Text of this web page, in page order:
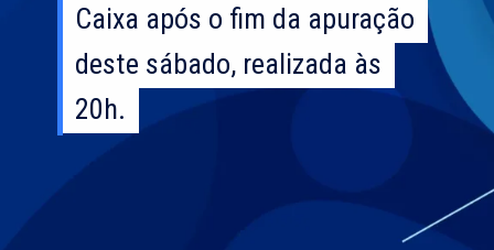
Caixa após o fim da apuração
deste sábado, realizada às
20h.
Caixa após o fim da apuração
deste sábado, realizada às
20h.